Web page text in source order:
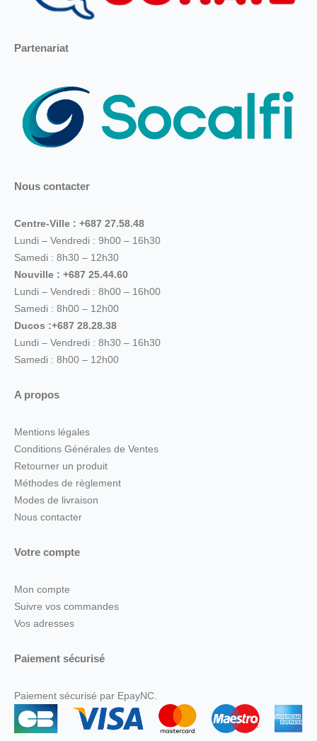
Partenariat
Nous contacter
Centre-Ville : +687 27.58.48
Lundi – Vendredi : 9h00 – 16h30
Samedi : 8h30 – 12h30
Nouville : +687 25.44.60
Lundi – Vendredi : 8h00 – 16h00
Samedi : 8h00 – 12h00
Ducos :+687 28.28.38
Lundi – Vendredi : 8h30 – 16h30
Samedi : 8h00 – 12h00
A propos
Mentions légales
Conditions Générales de Ventes
Retourner un produit
Méthodes de règlement
Modes de livraison
Nous contacter
Votre compte
Mon compte
Suivre vos commandes
Vos adresses
Paiement sécurisé
Paiement sécurisé par EpayNC.